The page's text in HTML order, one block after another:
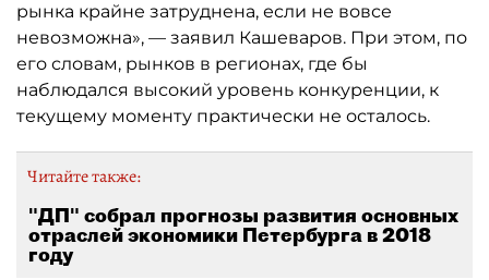
рынка крайне затруднена, если не вовсе
невозможна», — заявил Кашеваров. При этом, по
его словам, рынков в регионах, где бы
наблюдался высокий уровень конкуренции, к
текущему моменту практически не осталось.
Читайте также:
"ДП" собрал прогнозы развития основных
отраслей экономики Петербурга в 2018
году